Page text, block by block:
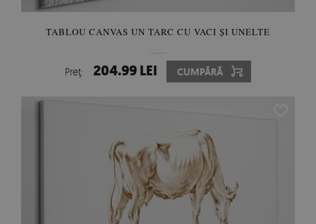
TABLOU CANVAS UN TARC CU VACI ȘI UNELTE
Preţ: 204.99 LEI CUMPĂRĂ